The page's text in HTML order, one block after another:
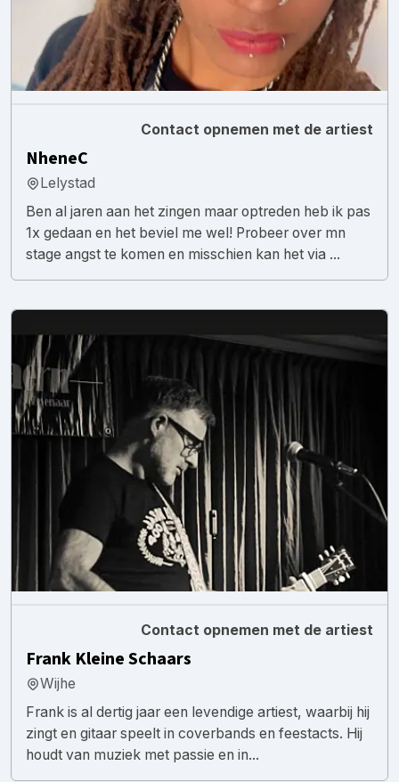
Contact opnemen met de artiest
NheneC
Lelystad
Ben al jaren aan het zingen maar optreden heb ik pas
1x gedaan en het beviel me wel! Probeer over mn
stage angst te komen en misschien kan het via ...
Contact opnemen met de artiest
Frank Kleine Schaars
Wijhe
Frank is al dertig jaar een levendige artiest, waarbij hij
zingt en gitaar speelt in coverbands en feestacts. Hij
houdt van muziek met passie en in...